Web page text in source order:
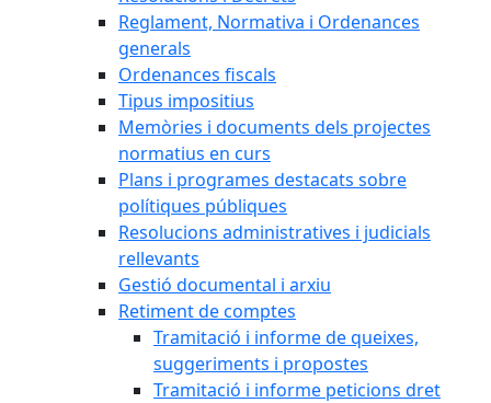
Reglament, Normativa i Ordenances
generals
Ordenances fiscals
Tipus impositius
Memòries i documents dels projectes
normatius en curs
Plans i programes destacats sobre
polítiques públiques
Resolucions administratives i judicials
rellevants
Gestió documental i arxiu
Retiment de comptes
Tramitació i informe de queixes,
suggeriments i propostes
Tramitació i informe peticions dret